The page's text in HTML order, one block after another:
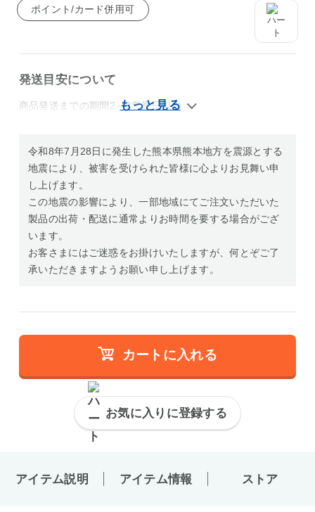
ポイント/カード併用可
発送目安について
商品発送までの期間2～3営業日以内
令和8年7月28日に発生した熊本県熊本地方を震源とする
地震により、被害を受けられた皆様に心よりお見舞い申
し上げます。
この地震の影響により、一部地域にてご注文いただいた
製品の出荷・配送に通常よりお時間を要する場合がござ
います。
お客さまにはご迷惑をお掛けいたしますが、何とぞご了
承いただきますようお願い申し上げます。
カートに入れる
お気に入りに登録する
アイテム説明 アイテム情報 ストア